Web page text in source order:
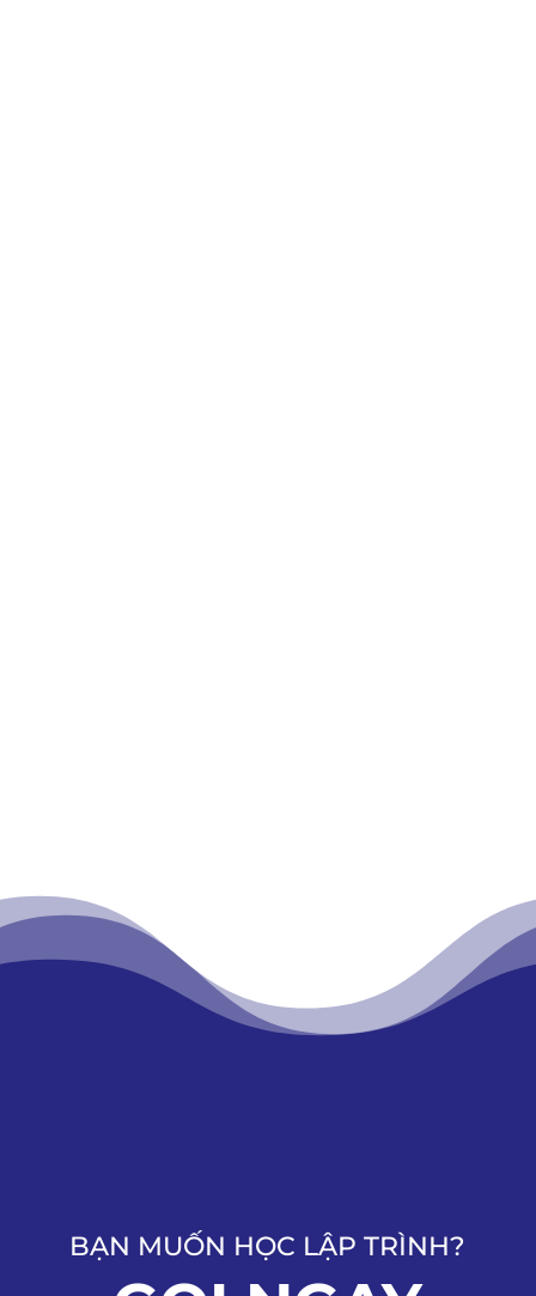
BẠN MUỐN HỌC LẬP TRÌNH?